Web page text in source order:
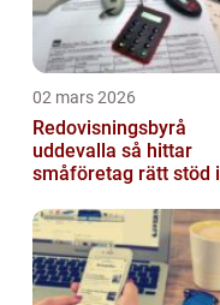
02 mars 2026
Redovisningsbyrå
uddevalla så hittar
småföretag rätt stöd i